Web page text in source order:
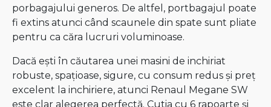
porbagajului generos. De altfel, portbagajul poate
fi extins atunci când scaunele din spate sunt pliate
pentru ca căra lucruri voluminoase.
Dacă ești în căutarea unei masini de inchiriat
robuste, spațioase, sigure, cu consum redus și preț
excelent la inchiriere, atunci Renaul Megane SW
este clar alegerea perfectă. Cutia cu 6 rapoarte și